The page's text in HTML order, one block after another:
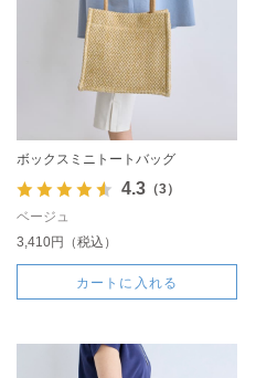
ボックスミニトートバッグ
4.3（3）
ベージュ
3,410円（税込）
カートに入れる